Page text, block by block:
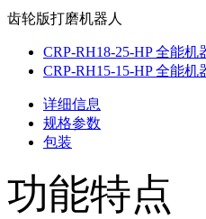
齿轮版打磨机器人
CRP-RH18-25-HP 全能机
CRP-RH15-15-HP 全能机
详细信息
规格参数
包装
功能特点